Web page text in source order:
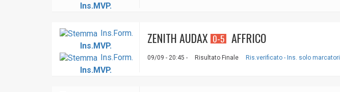
Ins.MVP.
ZENITH AUDAX 0-5 AFFRICO
09/09 - 20:45 - Risultato Finale Ris.verificato - Ins. solo marcatori
Ins.Form.
Ins.MVP.
Ins.Form.
Ins.MVP.